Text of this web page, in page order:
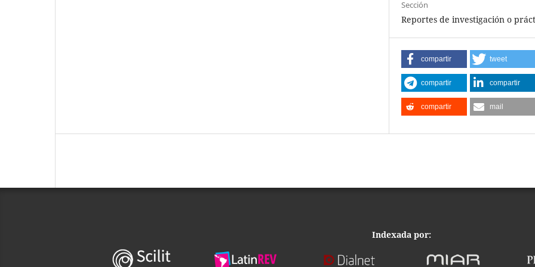
Sección
Reportes de investigación o
compartir tweet
compartir compartir
compartir mail
Indexada por: